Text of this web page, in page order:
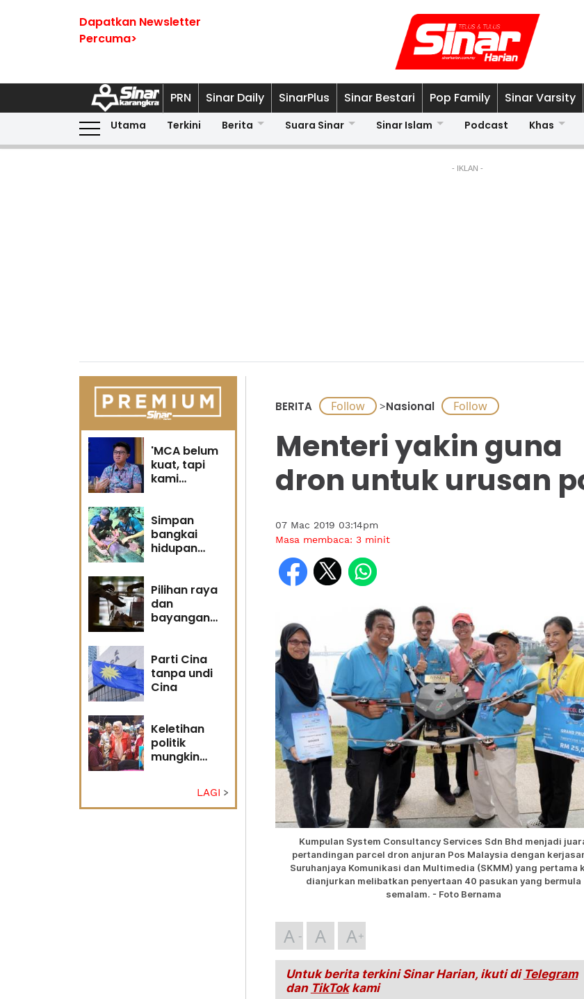
Dapatkan Newsletter
Percuma>
PRN Sinar Daily SinarPlus Sinar Bestari Pop Family Sinar Varsity
Utama Terkini Berita Suara Sinar Sinar Islam Podcast Khas
- IKLAN -
'MCA belum
kuat, tapi
kami
Simpan
bangkai
hidupan
Pilihan raya
dan
bayangan
Parti Cina
tanpa undi
Cina
Keletihan
politik
mungkin
Penganalisis
LAGI
BERITA >Nasional
Menteri yakin guna
dron untuk urusan
07 Mac 2019 03:14pm
Masa membaca: 3minit
Kumpulan System Consultancy Services Sdn Bhd menjadi
pertandingan parcel dron anjuran Pos Malaysia dengan
Suruhanjaya Komunikasi dan Multimedia (SKMM) yang pertama
dianjurkan melibatkan penyertaan 40 pasukan yang bermula
semalam. - Foto Bernama
A A A
Untuk berita terkini Sinar Harian, ikuti di Telegram
dan TikTokkami